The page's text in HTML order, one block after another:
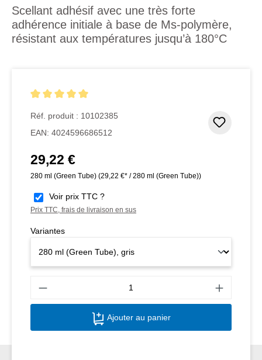
Scellant adhésif avec une très forte
adhérence initiale à base de Ms-polymère,
résistant aux températures jusqu’à 180°C
Réf. produit : 10102385
EAN: 4024596686512
Prix régulier :
29,22 €
280 ml (Green Tube) (29,22 €* / 280 ml (Green Tube))
Voir prix TTC ?
Prix TTC, frais de livraison en sus
Variantes
Ajouter au panier